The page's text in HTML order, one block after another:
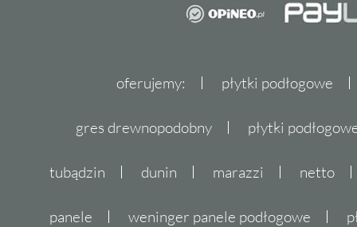
oferujemy: płytki podłogowe
gres drewnopodobny płytki
tubądzin dunin marazzi netto
panele weninger panele podłogowe